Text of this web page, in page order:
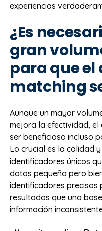
experiencias
¿Es
gran
para que
matching
Aunque un mayor
mejora la efectividad, el
ser beneficioso incluso
Lo crucial es la calidad
identificadores únicos
datos pequeña pero
identificadores precisos
resultados que una
información